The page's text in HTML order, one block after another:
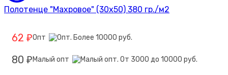
Полотенце "Махровое" (30х50) 380 гр./м2
62 ₽Опт
80 ₽ Малый опт